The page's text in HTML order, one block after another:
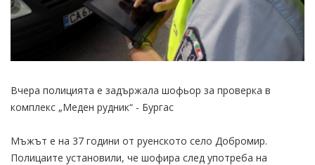
Вчера полицията е задържала шофьор за проверка в
комплекс „Меден рудник“ - Бургас
Мъжът е на 37 години от руенското село Добромир.
Полицаите установили, че шофира след употреба на